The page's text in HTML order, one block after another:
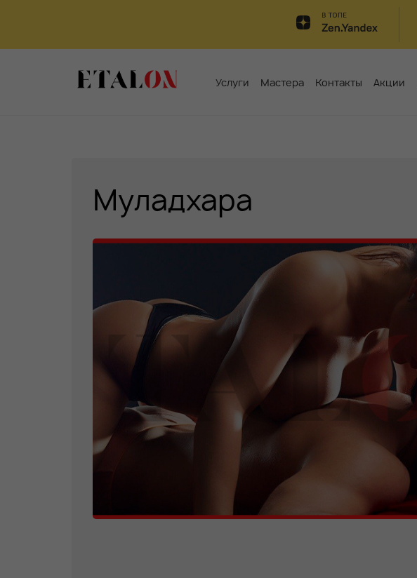
Услуги Мастера Контакты Акции
Муладхара